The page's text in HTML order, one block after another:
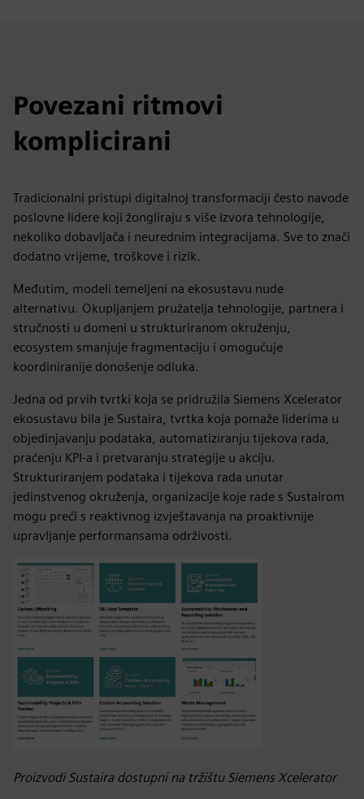
Povezani ritmovi
komplicirani
Tradicionalni pristupi digitalnoj transformaciji često navode
poslovne lidere koji žongliraju s više izvora tehnologije,
nekoliko dobavljača i neurednim integracijama. Sve to znači
dodatno vrijeme, troškove i rizik.
Međutim, modeli temeljeni na ekosustavu nude
alternativu. Okupljanjem pružatelja tehnologije, partnera i
stručnosti u domeni u strukturiranom okruženju,
ecosystem smanjuje fragmentaciju i omogućuje
koordiniranije donošenje odluka.
Jedna od prvih tvrtki koja se pridružila Siemens Xcelerator
ekosustavu bila je Sustaira, tvrtka koja pomaže liderima u
objedinjavanju podataka, automatiziranju tijekova rada,
praćenju KPI-a i pretvaranju strategije u akciju.
Strukturiranjem podataka i tijekova rada unutar
jedinstvenog okruženja, organizacije koje rade s Sustairom
mogu preći s reaktivnog izvještavanja na proaktivnije
upravljanje performansama održivosti.
Proizvodi Sustaira dostupni na tržištu Siemens Xcelerator